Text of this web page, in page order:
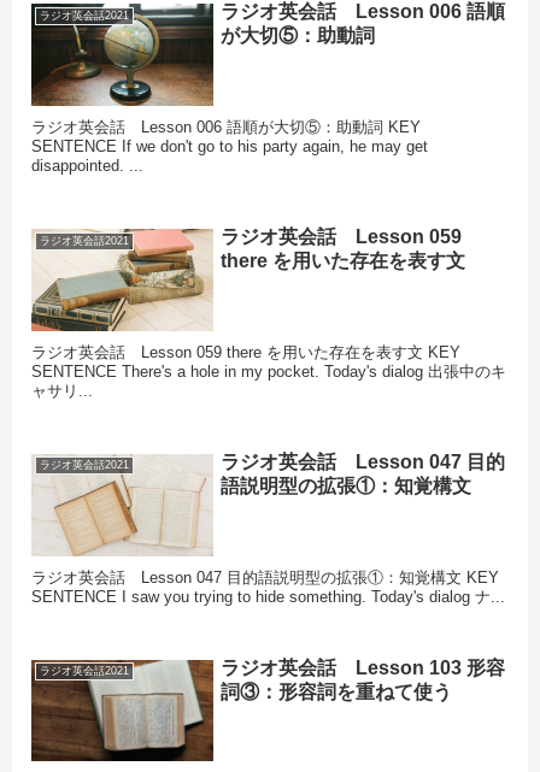
ラジオ英会話2021
ラジオ英会話 Lesson 006 語順
が大切⑤：助動詞
ラジオ英会話 Lesson 006 語順が大切⑤：助動詞 KEY
SENTENCE If we don't go to his party again, he may get
disappointed. ...
ラジオ英会話2021
ラジオ英会話 Lesson 059
there を用いた存在を表す文
ラジオ英会話 Lesson 059 there を用いた存在を表す文 KEY
SENTENCE There's a hole in my pocket. Today's dialog 出張中のキ
ャサリ...
ラジオ英会話2021
ラジオ英会話 Lesson 047 目的
語説明型の拡張①：知覚構文
ラジオ英会話 Lesson 047 目的語説明型の拡張①：知覚構文 KEY
SENTENCE I saw you trying to hide something. Today's dialog ナ...
ラジオ英会話2021
ラジオ英会話 Lesson 103 形容
詞③：形容詞を重ねて使う